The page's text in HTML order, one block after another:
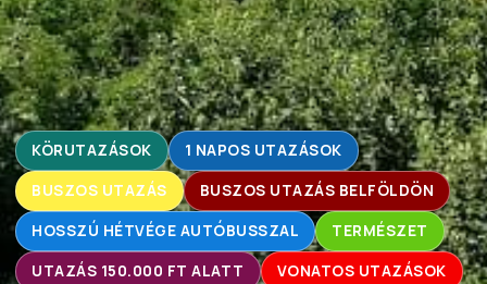
KÖRUTAZÁSOK 1 NAPOS UTAZÁSOK
BUSZOS UTAZÁS BUSZOS UTAZÁS BELFÖLDÖN
HOSSZÚ HÉTVÉGE AUTÓBUSSZAL TERMÉSZET
UTAZÁS 150.000 FT ALATT VONATOS UTAZÁSOK